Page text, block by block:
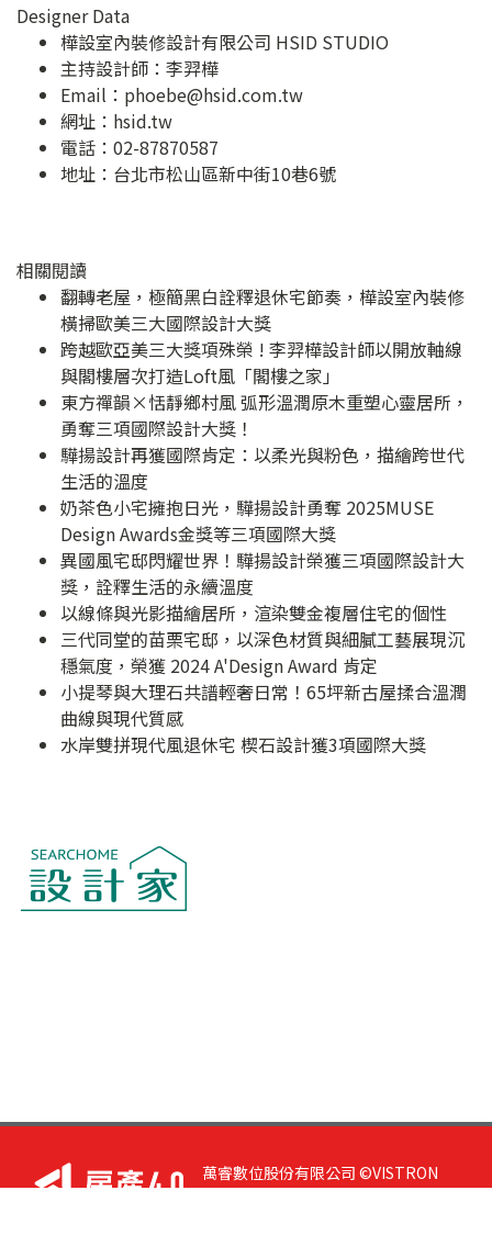
Designer Data
樺設室內裝修設計有限公司 HSID STUDIO
主持設計師：李羿樺
Email： phoebe@hsid.com.tw
網址： hsid.tw
電話：02-87870587
地址： 台北市松山區新中街10巷6號
相關閱讀
翻轉老屋，極簡黑白詮釋退休宅節奏，樺設室內裝修
橫掃歐美三大國際設計大獎
跨越歐亞美三大獎項殊榮 ! 李羿樺設計師以開放軸線
與閣樓層次打造Loft風「閣樓之家」
東方禪韻×恬靜鄉村風 弧形溫潤原木重塑心靈居所，
勇奪三項國際設計大獎！
驊揚設計再獲國際肯定：以柔光與粉色，描繪跨世代
生活的溫度
奶茶色小宅擁抱日光，驊揚設計勇奪 2025MUSE
Design Awards金獎等三項國際大獎
異國風宅邸閃耀世界！驊揚設計榮獲三項國際設計大
獎，詮釋生活的永續溫度
以線條與光影描繪居所，渲染雙金複層住宅的個性
三代同堂的苗栗宅邸，以深色材質與細膩工藝展現沉
穩氣度，榮獲 2024 A'Design Award 肯定
小提琴與大理石共譜輕奢日常！65坪新古屋揉合溫潤
曲線與現代質感
水岸雙拼現代風退休宅 楔石設計獲3項國際大獎
萬睿數位股份有限公司 ©VISTRON
DIGITAL All Right Reserved. 若您有任